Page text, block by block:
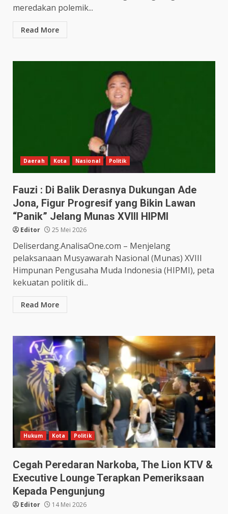
meredakan polemik...
Read More
Daerah Kota Nasional Politik
Fauzi : Di Balik Derasnya Dukungan Ade
Jona, Figur Progresif yang Bikin Lawan
“Panik” Jelang Munas XVIII HIPMI
Editor 25 Mei 2026
Deliserdang.AnalisaOne.com – Menjelang
pelaksanaan Musyawarah Nasional (Munas) XVIII
Himpunan Pengusaha Muda Indonesia (HIPMI), peta
kekuatan politik di...
Read More
Hukum Kota Politik
Cegah Peredaran Narkoba, The Lion KTV &
Executive Lounge Terapkan Pemeriksaan
Kepada Pengunjung
Editor 14 Mei 2026